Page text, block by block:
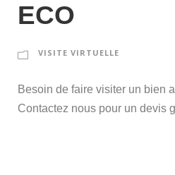
ECO
VISITE VIRTUELLE
Besoin de faire visiter un bien
Contactez nous pour un devis